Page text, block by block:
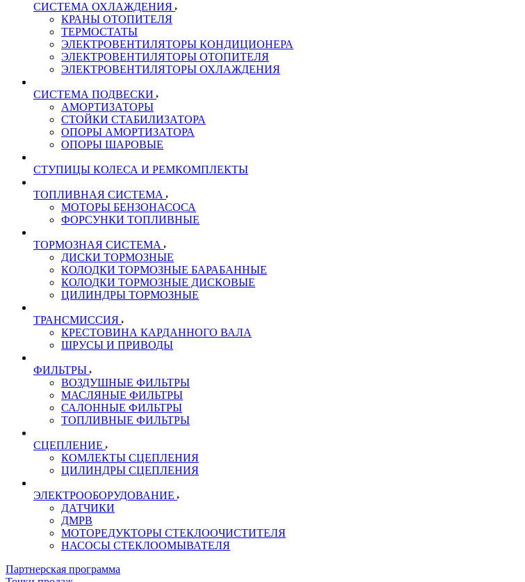
СИСТЕМА ОХЛАЖДЕНИЯ
КРАНЫ ОТОПИТЕЛЯ
ТЕРМОСТАТЫ
ЭЛЕКТРОВЕНТИЛЯТОРЫ КОНДИЦИОНЕРА
ЭЛЕКТРОВЕНТИЛЯТОРЫ ОТОПИТЕЛЯ
ЭЛЕКТРОВЕНТИЛЯТОРЫ ОХЛАЖДЕНИЯ
СИСТЕМА ПОДВЕСКИ
АМОРТИЗАТОРЫ
СТОЙКИ СТАБИЛИЗАТОРА
ОПОРЫ АМОРТИЗАТОРА
ОПОРЫ ШАРОВЫЕ
СТУПИЦЫ КОЛЕСА И РЕМКОМПЛЕКТЫ
ТОПЛИВНАЯ СИСТЕМА
МОТОРЫ БЕНЗОНАСОСА
ФОРСУНКИ ТОПЛИВНЫЕ
ТОРМОЗНАЯ СИСТЕМА
ДИСКИ ТОРМОЗНЫЕ
КОЛОДКИ ТОРМОЗНЫЕ БАРАБАННЫЕ
КОЛОДКИ ТОРМОЗНЫЕ ДИСКОВЫЕ
ЦИЛИНДРЫ ТОРМОЗНЫЕ
ТРАНСМИССИЯ
КРЕСТОВИНА КАРДАННОГО ВАЛА
ШРУСЫ И ПРИВОДЫ
ФИЛЬТРЫ
ВОЗДУШНЫЕ ФИЛЬТРЫ
МАСЛЯНЫЕ ФИЛЬТРЫ
САЛОННЫЕ ФИЛЬТРЫ
ТОПЛИВНЫЕ ФИЛЬТРЫ
СЦЕПЛЕНИЕ
КОМЛЕКТЫ СЦЕПЛЕНИЯ
ЦИЛИНДРЫ СЦЕПЛЕНИЯ
ЭЛЕКТРООБОРУДОВАНИЕ
ДАТЧИКИ
ДМРВ
МОТОРЕДУКТОРЫ СТЕКЛООЧИСТИТЕЛЯ
НАСОСЫ СТЕКЛООМЫВАТЕЛЯ
Партнерская программа